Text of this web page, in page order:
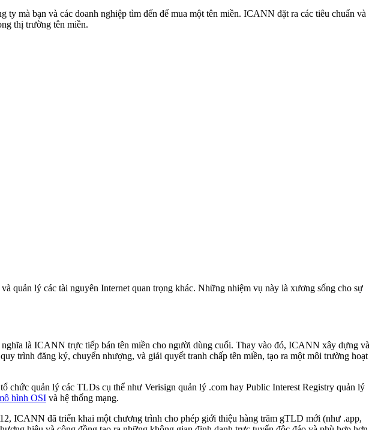
mà bạn và các doanh nghiệp tìm đến để mua một tên miền. ICANN đặt ra các tiêu chuẩn và
thị trường tên miền.
quản lý các tài nguyên Internet quan trọng khác. Những nhiệm vụ này là xương sống cho sự
là ICANN trực tiếp bán tên miền cho người dùng cuối. Thay vào đó, ICANN xây dựng và
trình đăng ký, chuyển nhượng, và giải quyết tranh chấp tên miền, tạo ra một môi trường hoạt
chức quản lý các TLDs cụ thể như Verisign quản lý .com hay Public Interest Registry quản lý
hình OSI và hệ thống mạng.
ICANN đã triển khai một chương trình cho phép giới thiệu hàng trăm gTLD mới (như .app,